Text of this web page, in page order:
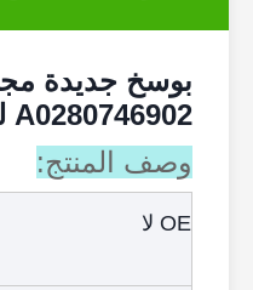
A0280746902 لمحرك مرسيدس بنز
وصف المنتج:
OE لا